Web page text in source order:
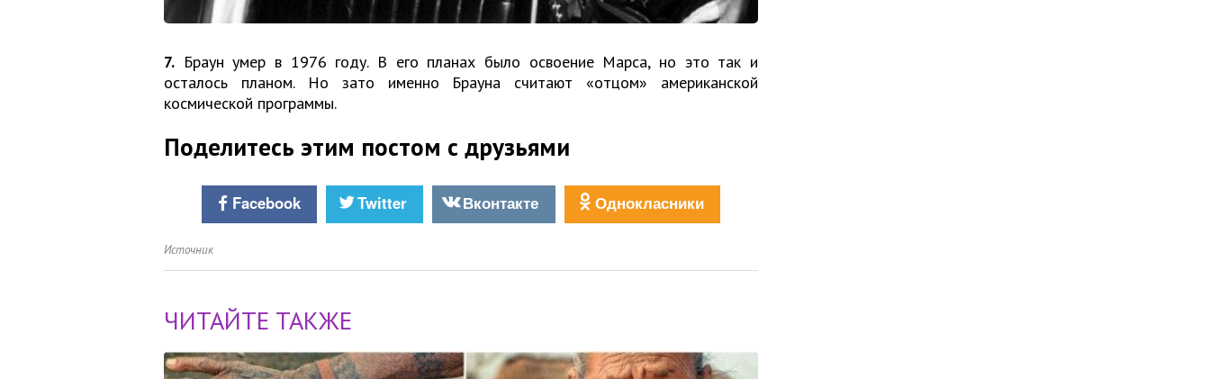
7. Браун умер в 1976 году. В его планах было освоение Марса, но это так и
осталось планом. Но зато именно Брауна считают «отцом» американской
космической программы.
Поделитесь этим постом с друзьями
Facebook Twitter Вконтакте Однокласники
Источник
ЧИТАЙТЕ ТАКЖЕ